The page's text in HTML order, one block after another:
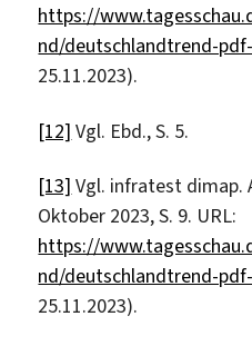
https://
nd/deutschlandtrend-
25.11.2023).
[12] Vgl. Ebd., S. 5.
[13] Vgl. infratest dimap.
Oktober 2023, S. 9. URL:
https://
nd/deutschlandtrend-
25.11.2023).